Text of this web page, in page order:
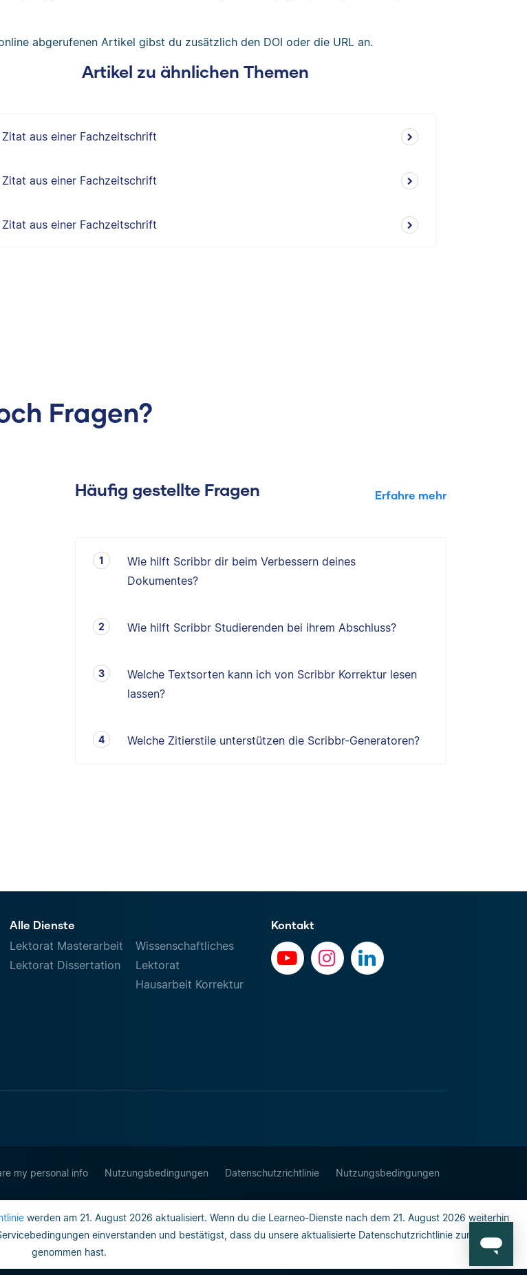
werden am 21. August 2026 aktualisiert. Wenn du die Learneo-Dienste nach dem 21. August 2026 weiterhin
einverstanden und bestätigst, dass du unsere aktualisierte Datenschutzrichtlinie zur Kenntnis
genommen hast.
abgerufenen Artikel gibst du zusätzlich den DOI oder die URL an.
Artikel zu ähnlichen Themen
Zitat aus einer Fachzeitschrift
Zitat aus einer Fachzeitschrift
Zitat aus einer Fachzeitschrift
Fragen?
Häufig gestellte Fragen Erfahre mehr
Wie hilft Scribbr dir beim Verbessern deines
Dokumentes?
Wie hilft Scribbr Studierenden bei ihrem Abschluss?
Welche Textsorten kann ich von Scribbr Korrektur lesen
lassen?
Welche Zitierstile unterstützen die Scribbr-Generatoren?
Alle Dienste
Lektorat Masterarbeit
Lektorat Dissertation
Wissenschaftliches
Lektorat
Hausarbeit Korrektur
Kontakt
my personal info Nutzungsbedingungen Datenschutzrichtlinie Nutzungsbedingungen